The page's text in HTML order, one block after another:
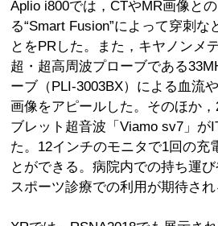
Aplio i800では，CTやMR画像と
る“Smart Fusion”によって穿刺な
とをPRした。また，キヤノンメ
超・超高周波プローブである
ーブ（PLI-3003BX）による血流
画像をアピールした。そのほか
ブレット超音波「Viamo sv7」が
た。12インチのモニタで1回の充
とができる。病院内での持ち運
スポーツ診療での利用が期待され